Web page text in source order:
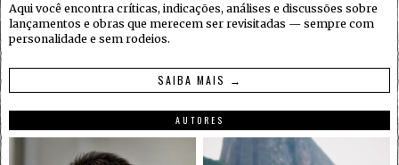
Aqui você encontra críticas, indicações, análises e discussões sobre
lançamentos e obras que merecem ser revisitadas — sempre com
personalidade e sem rodeios.
SAIBA MAIS →
AUTORES